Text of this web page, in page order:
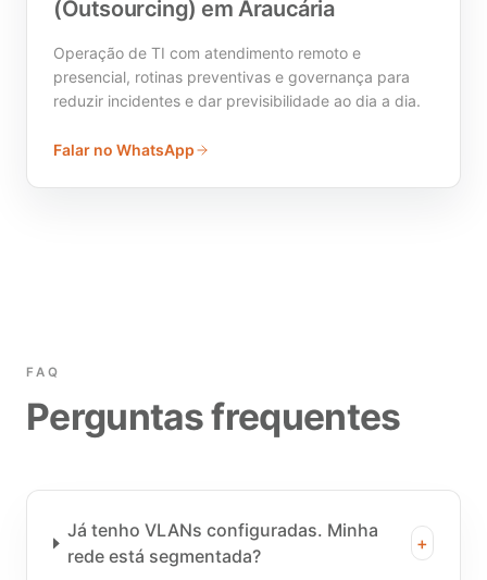
(Outsourcing) em Araucária
Operação de TI com atendimento remoto e
presencial, rotinas preventivas e governança para
reduzir incidentes e dar previsibilidade ao dia a dia.
Falar no WhatsApp
FAQ
Perguntas frequentes
Já tenho VLANs configuradas. Minha
rede está segmentada?
+